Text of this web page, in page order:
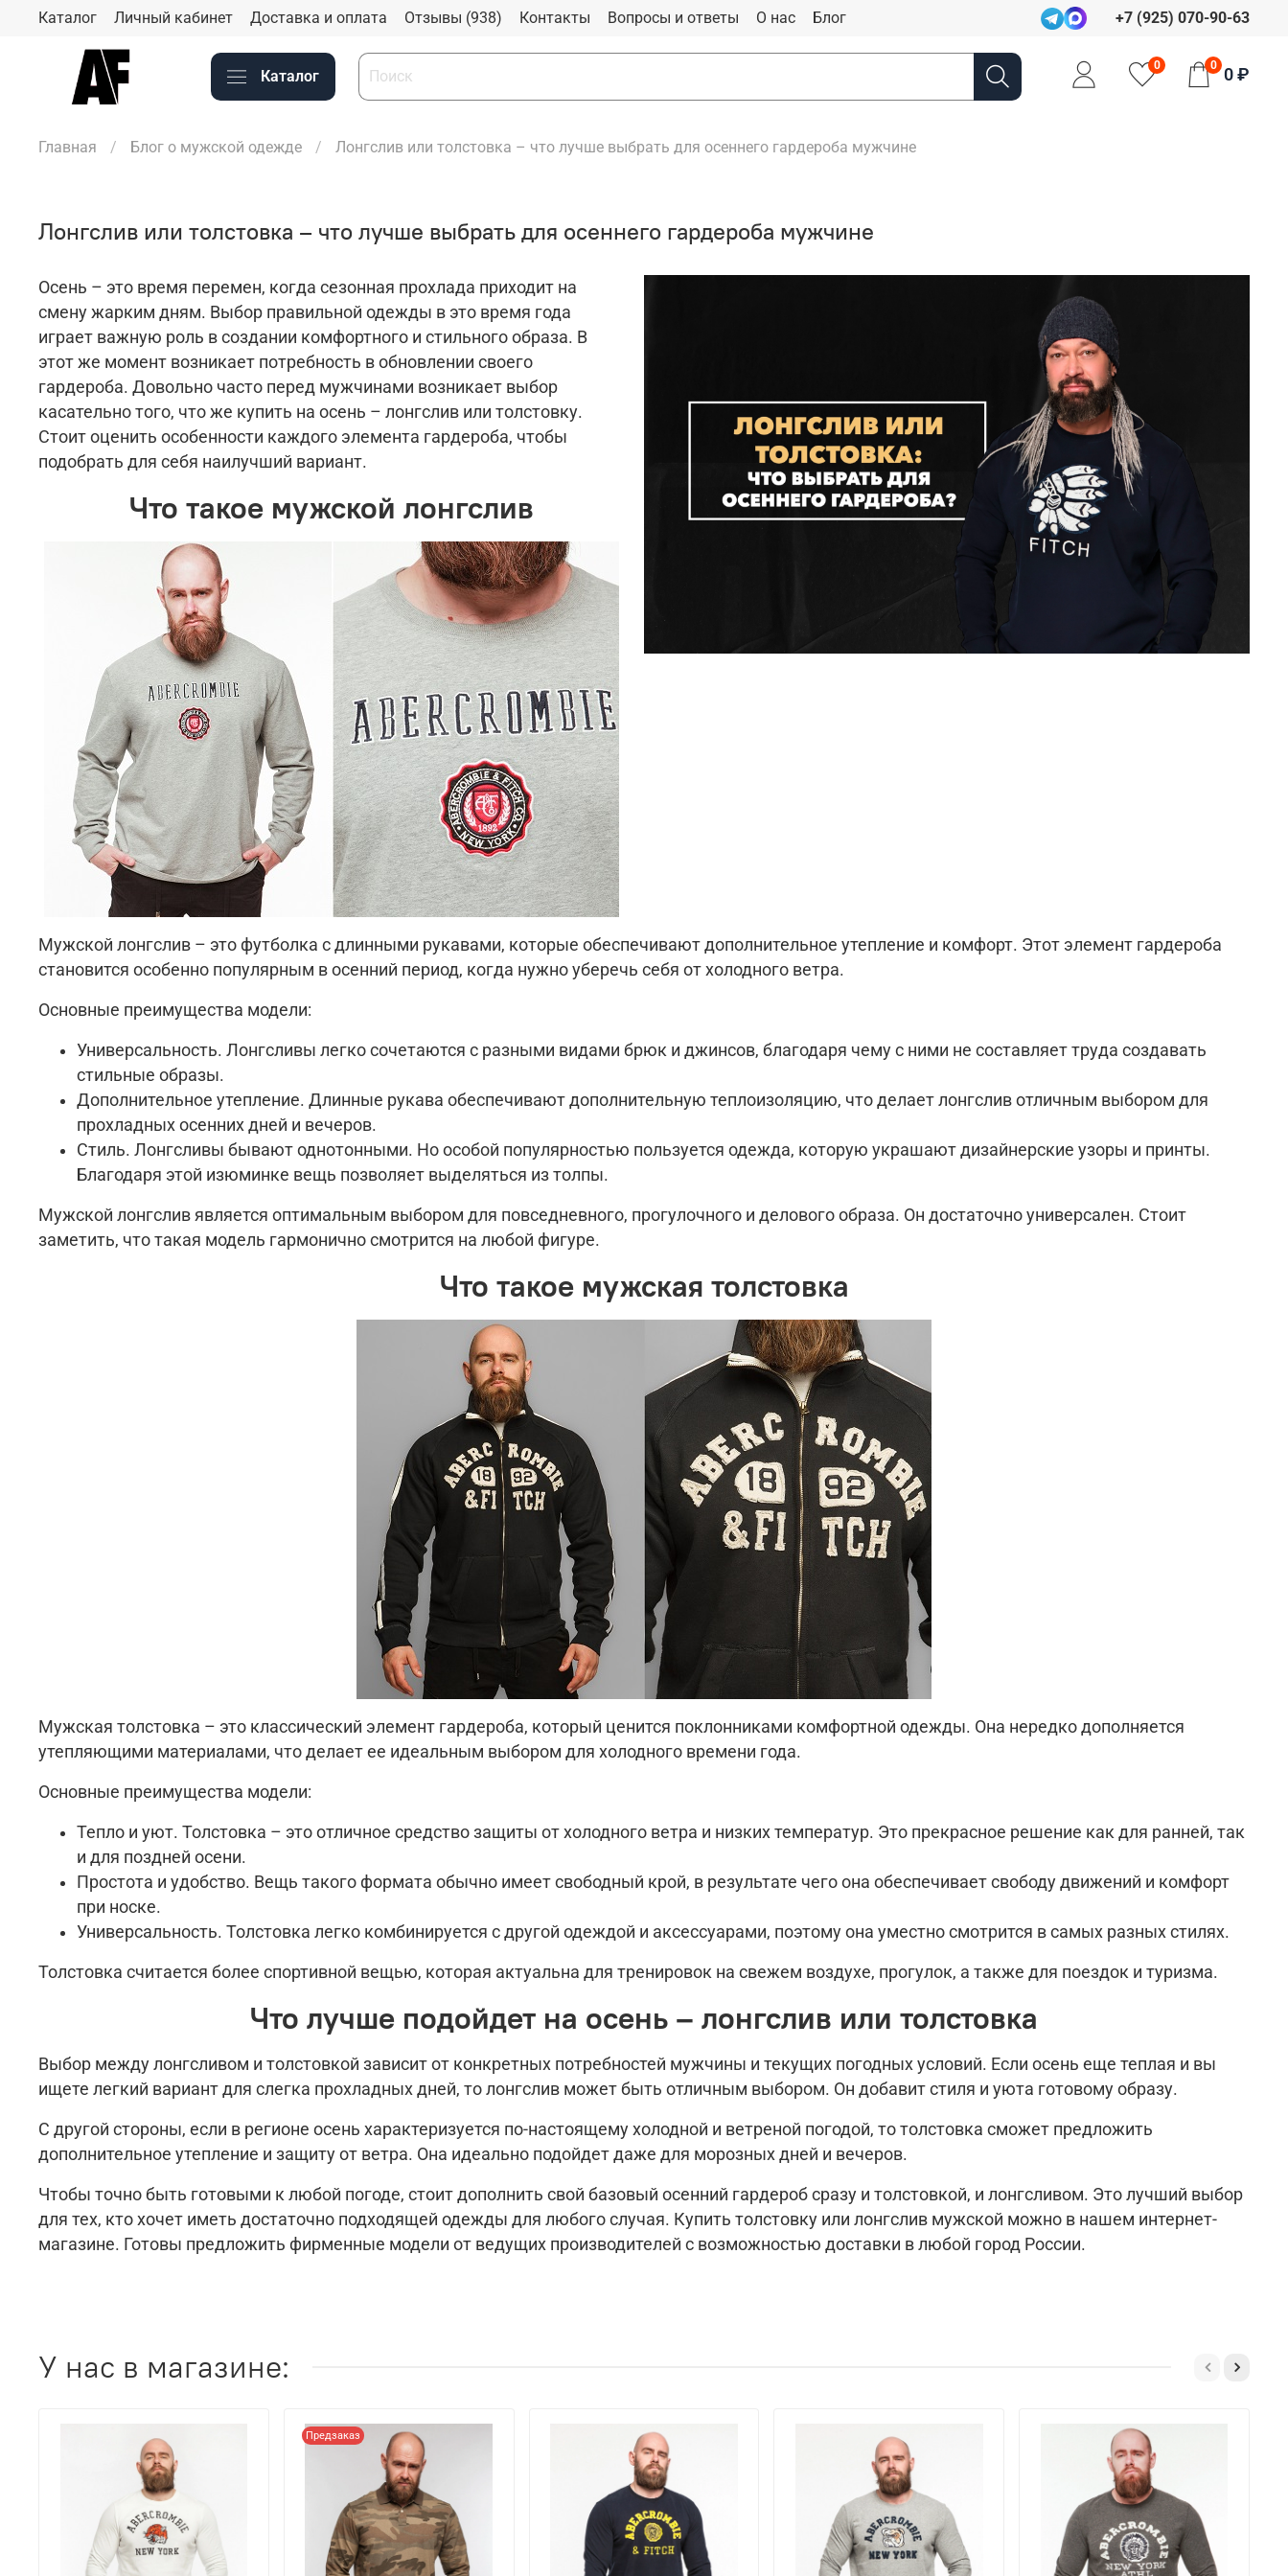
Каталог Личный кабинет Доставка и оплата Отзывы (938) Контакты Вопросы и ответы О нас Блог +7 (925) 070-90-63
Каталог
0 0 0 ₽
Главная Блог о мужской одежде Лонгслив или толстовка – что лучше выбрать для осеннего гардероба мужчине
Лонгслив или толстовка – что лучше выбрать для осеннего гардероба мужчине
Осень – это время перемен, когда сезонная прохлада приходит на
смену жарким дням. Выбор правильной одежды в это время года
играет важную роль в создании комфортного и стильного образа. В
этот же момент возникает потребность в обновлении своего
гардероба. Довольно часто перед мужчинами возникает выбор
касательно того, что же купить на осень – лонгслив или толстовку.
Стоит оценить особенности каждого элемента гардероба, чтобы
подобрать для себя наилучший вариант.
Что такое мужской лонгслив
Мужской лонгслив – это футболка с длинными рукавами, которые обеспечивают дополнительное утепление и комфорт. Этот элемент гардероба
становится особенно популярным в осенний период, когда нужно уберечь себя от холодного ветра.
Основные преимущества модели:
Универсальность. Лонгсливы легко сочетаются с разными видами брюк и джинсов, благодаря чему с ними не составляет труда создавать
стильные образы.
Дополнительное утепление. Длинные рукава обеспечивают дополнительную теплоизоляцию, что делает лонгслив отличным выбором для
прохладных осенних дней и вечеров.
Стиль. Лонгсливы бывают однотонными. Но особой популярностью пользуется одежда, которую украшают дизайнерские узоры и принты.
Благодаря этой изюминке вещь позволяет выделяться из толпы.
Мужской лонгслив является оптимальным выбором для повседневного, прогулочного и делового образа. Он достаточно универсален. Стоит
заметить, что такая модель гармонично смотрится на любой фигуре.
Что такое мужская толстовка
Мужская толстовка – это классический элемент гардероба, который ценится поклонниками комфортной одежды. Она нередко дополняется
утепляющими материалами, что делает ее идеальным выбором для холодного времени года.
Основные преимущества модели:
Тепло и уют. Толстовка – это отличное средство защиты от холодного ветра и низких температур. Это прекрасное решение как для ранней, так
и для поздней осени.
Простота и удобство. Вещь такого формата обычно имеет свободный крой, в результате чего она обеспечивает свободу движений и комфорт
при носке.
Универсальность. Толстовка легко комбинируется с другой одеждой и аксессуарами, поэтому она уместно смотрится в самых разных стилях.
Толстовка считается более спортивной вещью, которая актуальна для тренировок на свежем воздухе, прогулок, а также для поездок и туризма.
Что лучше подойдет на осень – лонгслив или толстовка
Выбор между лонгсливом и толстовкой зависит от конкретных потребностей мужчины и текущих погодных условий. Если осень еще теплая и вы
ищете легкий вариант для слегка прохладных дней, то лонгслив может быть отличным выбором. Он добавит стиля и уюта готовому образу.
С другой стороны, если в регионе осень характеризуется по-настоящему холодной и ветреной погодой, то толстовка сможет предложить
дополнительное утепление и защиту от ветра. Она идеально подойдет даже для морозных дней и вечеров.
Чтобы точно быть готовыми к любой погоде, стоит дополнить свой базовый осенний гардероб сразу и толстовкой, и лонгсливом. Это лучший выбор
для тех, кто хочет иметь достаточно подходящей одежды для любого случая. Купить толстовку или лонгслив мужской можно в нашем интернет-
магазине. Готовы предложить фирменные модели от ведущих производителей с возможностью доставки в любой город России.
У нас в магазине:
Предзаказ